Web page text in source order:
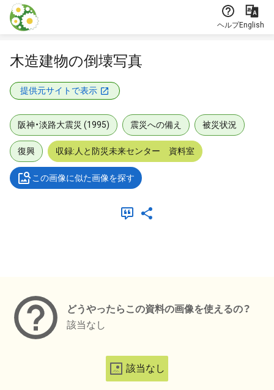
本文に飛ぶ
ヘルプEnglish
木造建物の倒壊写真
提供元サイトで表示
阪神・淡路大震災 (1995) 震災への備え 被災状況
復興 収録:人と防災未来センター 資料室
この画像に似た画像を探す
どうやったらこの資料の画像を使えるの？
該当なし
該当なし